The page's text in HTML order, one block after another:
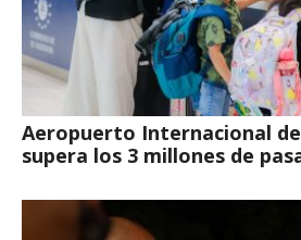
Aeropuerto Internacional
supera los 3 millones de